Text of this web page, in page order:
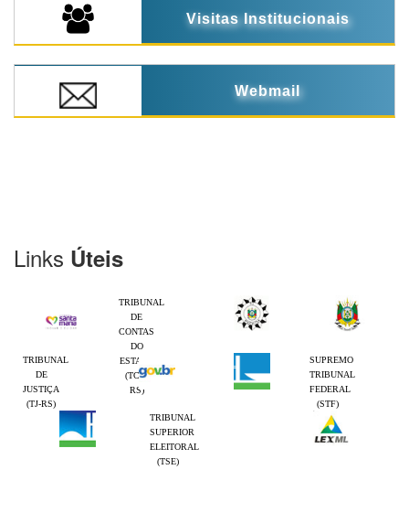
Visitas Institucionais
Webmail
Links Úteis
TRIBUNAL
DE
CONTAS
DO
ESTADO
(TCE-
RS)
TRIBUNAL
DE
JUSTIÇA
(TJ-RS)
SUPREMO
TRIBUNAL
FEDERAL
(STF)
TRIBUNAL
SUPERIOR
ELEITORAL
(TSE)